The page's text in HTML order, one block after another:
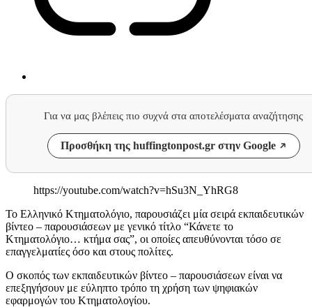
Για να μας βλέπεις πιο συχνά στα αποτελέσματα αναζήτησης
Προσθήκη της huffingtonpost.gr στην Google
https://youtube.com/watch?v=hSu3N_YhRG8
Το Ελληνικό Κτηματολόγιο, παρουσιάζει μία σειρά εκπαιδευτικών
βίντεο – παρουσιάσεων με γενικό τίτλο “Κάνετε το
Κτηματολόγιο… κτήμα σας”, οι οποίες απευθύνονται τόσο σε
επαγγελματίες όσο και στους πολίτες.
Ο σκοπός των εκπαιδευτικών βίντεο – παρουσιάσεων είναι να
επεξηγήσουν με εύληπτο τρόπο τη χρήση των ψηφιακών
εφαρμογών του Κτηματολογίου.